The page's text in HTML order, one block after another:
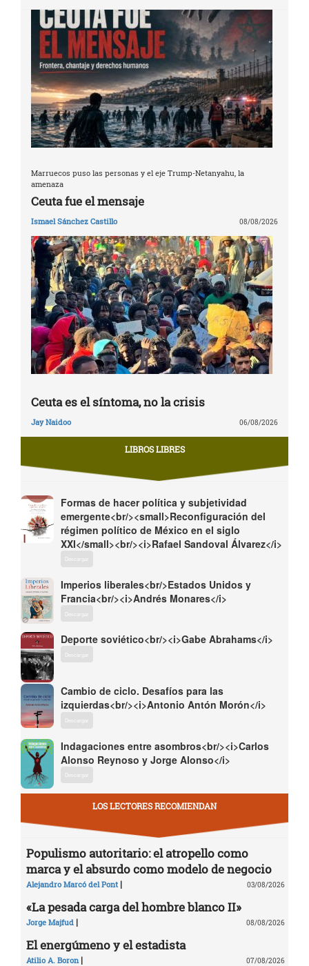
Marruecos puso las personas y el eje Trump-Netanyahu, la
amenaza
Ceuta fue el mensaje
Ismael Sánchez Castillo 08/08/2026
Ceuta es el síntoma, no la crisis
Jay Naidoo 06/08/2026
LIBROS LIBRES
Formas de hacer política y subjetividad
emergente<br/><small>Reconfiguración del
régimen político de México en el siglo
XXI</small><br/><i>Rafael Sandoval Álvarez</i>
Descargar
Imperios liberales<br/>Estados Unidos y
Francia<br/><i>Andrés Monares</i>
Descargar
Deporte soviético<br/><i>Gabe Abrahams</i>
Descargar
Cambio de ciclo. Desafíos para las
izquierdas<br/><i>Antonio Antón Morón</i>
Descargar
Indagaciones entre asombros<br/><i>Carlos
Alonso Reynoso y Jorge Alonso</i>
Descargar
LOS LECTORES RECOMIENDAN
Populismo autoritario: el atropello como
marca y el absurdo como modelo de negocio
Alejandro Marcó del Pont | 03/08/2026
«La pesada carga del hombre blanco II»
Jorge Majfud | 08/08/2026
El energúmeno y el estadista
Atilio A. Boron | 07/08/2026